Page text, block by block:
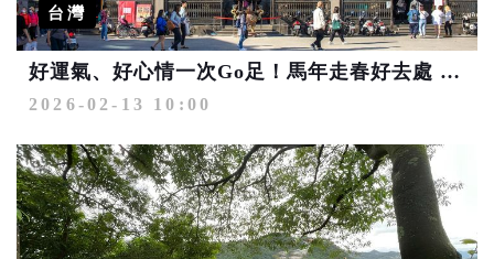
台灣
好運氣、好心情一次Go足！馬年走春好去處 祈福健行遊新北
2026-02-13 10:00